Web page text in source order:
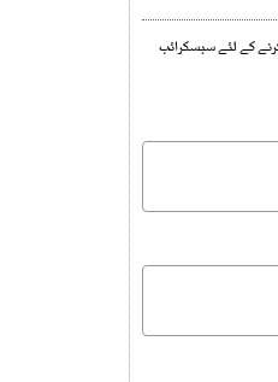
کے لئے سبسکرائب